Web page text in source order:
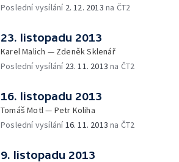
Poslední vysílání 2. 12. 2013 na ČT2
23. listopadu 2013
Karel Malich — Zdeněk Sklenář
Poslední vysílání 23. 11. 2013 na ČT2
16. listopadu 2013
Tomáš Motl — Petr Koliha
Poslední vysílání16. 11. 2013 na ČT2
9. listopadu 2013